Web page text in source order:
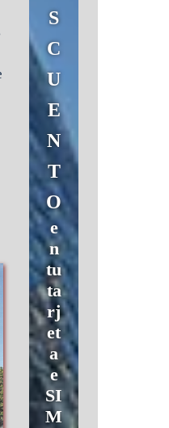
S
C
U
E
N
T
O
e
n
tu
ta
rj
et
a
e
SI
M